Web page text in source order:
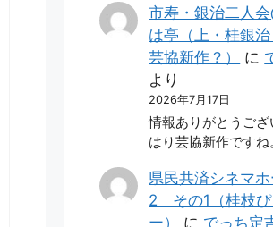
市寿・銀治二人
は亭（上・桂銀
芸協新作？）
に
より
2026年7月17日
情報ありがとうご
はり芸協新作ですね
県民共済シネマ
2 その1（桂枝ぴ
ー）
に でっち定